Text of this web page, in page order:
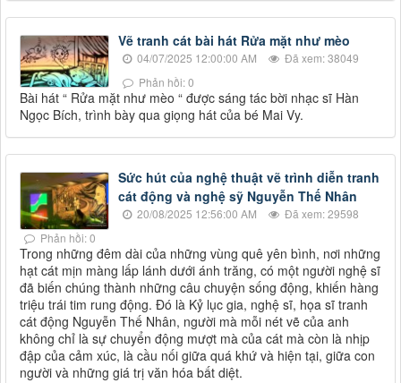
Vẽ tranh cát bài hát Rửa mặt như mèo
04/07/2025 12:00:00 AM
Đã xem: 38049
Phản hồi: 0
Bài hát “ Rửa mặt như mèo “ được sáng tác bời nhạc sĩ Hàn
Ngọc Bích, trình bày qua giọng hát của bé Mai Vy.
Sức hút của nghệ thuật vẽ trình diễn tranh
cát động và nghệ sỹ Nguyễn Thế Nhân
20/08/2025 12:56:00 AM
Đã xem: 29598
Phản hồi: 0
Trong những đêm dài của những vùng quê yên bình, nơi những
hạt cát mịn màng lấp lánh dưới ánh trăng, có một người nghệ sĩ
đã biến chúng thành những câu chuyện sống động, khiến hàng
triệu trái tim rung động. Đó là Kỷ lục gia, nghệ sĩ, họa sĩ tranh
cát động Nguyễn Thế Nhân, người mà mỗi nét vẽ của anh
không chỉ là sự chuyển động mượt mà của cát mà còn là nhịp
đập của cảm xúc, là cầu nối giữa quá khứ và hiện tại, giữa con
người và những giá trị văn hóa bất diệt.